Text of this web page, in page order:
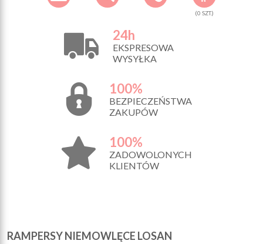
(0 SZT.)
24h
EKSPRESOWA
WYSYŁKA
100%
BEZPIECZEŃSTWA
ZAKUPÓW
100%
ZADOWOLONYCH
KLIENTÓW
RAMPERSY NIEMOWLĘCE LOSAN